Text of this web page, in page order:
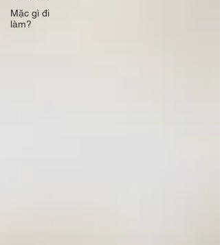
Mặc gì đi
làm?